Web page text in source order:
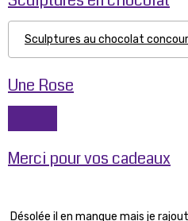
Sculptures au chocolat concour
Une Rose
Merci pour vos cadeaux
Désolée il en manque mais je